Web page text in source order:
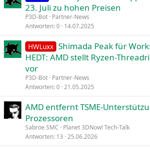
23. Juli zu hohen Preisen
P3D-Bot Partner-News
Antworten 0 14.07.2025
HWLuxx Shimada Peak für
HEDT: AMD stellt Ryzen-
vor
P3D-Bot Partner-News
Antworten 0 21.05.2025
AMD entfernt TSME-
Prozessoren
Sabroe SMC
Planet 3DNow! Tech-Talk
Antworten 13 25.06.2026